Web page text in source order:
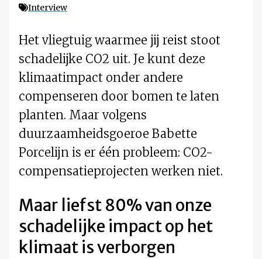
Interview
Het vliegtuig waarmee jij reist stoot
schadelijke CO2 uit. Je kunt deze
klimaatimpact onder andere
compenseren door bomen te laten
planten. Maar volgens
duurzaamheidsgoeroe Babette
Porcelijn is er één probleem: CO2-
compensatieprojecten werken niet.
Maar liefst 80% van onze
schadelijke impact op het
klimaat is verborgen